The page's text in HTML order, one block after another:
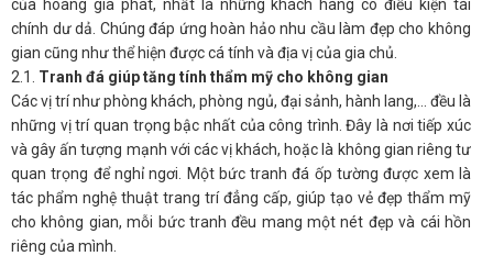
của hoàng gia phát, nhất là những khách hàng có điều kiện tài
chính dư dả. Chúng đáp ứng hoàn hảo nhu cầu làm đẹp cho không
gian cũng như thể hiện được cá tính và địa vị của gia chủ.
2.1. Tranh đá giúp tăng tính thẩm mỹ cho không gian
Các vị trí như phòng khách, phòng ngủ, đại sảnh, hành lang,… đều là
những vị trí quan trọng bậc nhất của công trình. Đây là nơi tiếp xúc
và gây ấn tượng mạnh với các vị khách, hoặc là không gian riêng tư
quan trọng để nghỉ ngơi. Một bức tranh đá ốp tường được xem là
tác phẩm nghệ thuật trang trí đẳng cấp, giúp tạo vẻ đẹp thẩm mỹ
cho không gian, mỗi bức tranh đều mang một nét đẹp và cái hồn
riêng của mình.